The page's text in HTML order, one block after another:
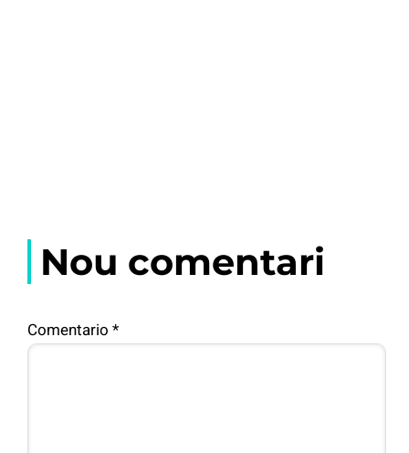
Nou comentari
Comentario *